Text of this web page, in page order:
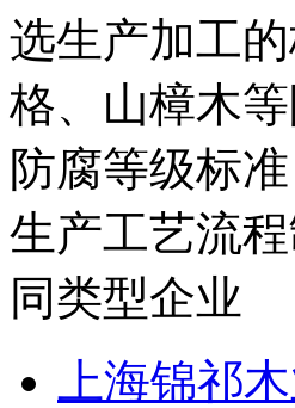
选生产加工
格、山樟木
防腐等级标
生产工艺流
同类型企业
上海锦祁